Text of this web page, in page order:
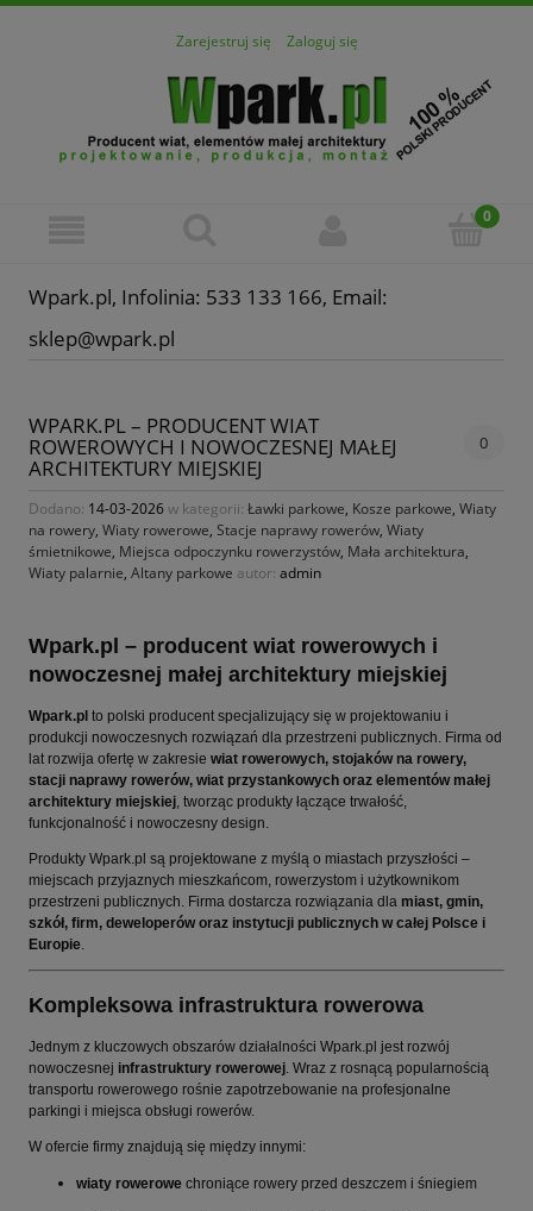
Zarejestruj się Zaloguj się
Wpark.pl, Infolinia: 533 133 166, Email:
sklep@wpark.pl
WPARK.PL – PRODUCENT WIAT
ROWEROWYCH I NOWOCZESNEJ MAŁEJ
ARCHITEKTURY MIEJSKIEJ
0
Dodano: 14-03-2026w kategorii: Ławki parkowe, Kosze parkowe, Wiaty
na rowery, Wiaty rowerowe, Stacje naprawy rowerów, Wiaty
śmietnikowe, Miejsca odpoczynku rowerzystów, Mała architektura,
Wiaty palarnie, Altany parkowe autor: admin
Wpark.pl – producent wiat rowerowych i
nowoczesnej małej architektury miejskiej
Wpark.pl to polski producent specjalizujący się w projektowaniu i
produkcji nowoczesnych rozwiązań dla przestrzeni publicznych. Firma od
lat rozwija ofertę w zakresie wiat rowerowych, stojaków na rowery,
stacji naprawy rowerów, wiat przystankowych oraz elementów małej
architektury miejskiej , tworząc produkty łączące trwałość,
funkcjonalność i nowoczesny design.
Produkty Wpark.pl są projektowane z myślą o miastach przyszłości –
miejscach przyjaznych mieszkańcom, rowerzystom i użytkownikom
przestrzeni publicznych. Firma dostarcza rozwiązania dla miast, gmin,
szkół, firm, deweloperów oraz instytucji publicznych w całej Polsce i
Europie
Kompleksowa infrastruktura rowerowa
Jednym z kluczowych obszarów działalności Wpark.pl jest rozwój
nowoczesnej infrastruktury rowerowej . Wraz z rosnącą popularnością
transportu rowerowego rośnie zapotrzebowanie na profesjonalne
parkingi i miejsca obsługi rowerów.
W ofercie firmy znajdują się między innymi:
wiaty rowerowe chroniące rowery przed deszczem i śniegiem